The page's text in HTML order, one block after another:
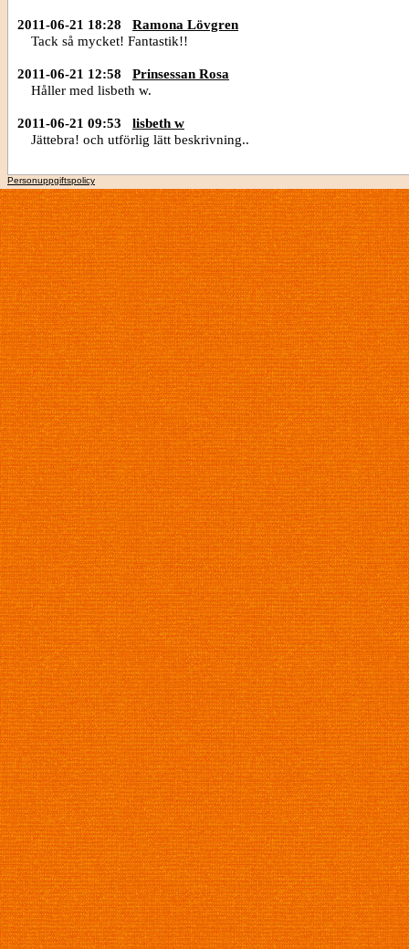
2011-06-21 18:28
Ramona Lövgren
Tack så mycket! Fantastik!!
2011-06-21 12:58
Prinsessan Rosa
Håller med lisbeth w.
2011-06-21 09:53
lisbeth w
Jättebra! och utförlig lätt beskrivning..
Personuppgiftspolicy